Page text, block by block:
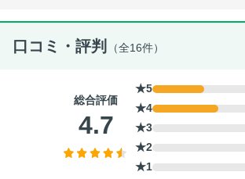
口コミ・評判 （全16件）
総合評価
4.7
★5
★4
★3
★2
★1